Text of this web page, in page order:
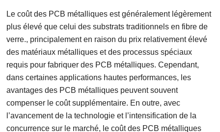
Le coût des PCB métalliques est généralement légèrement
plus élevé que celui des substrats traditionnels en fibre de
verre., principalement en raison du prix relativement élevé
des matériaux métalliques et des processus spéciaux
requis pour fabriquer des PCB métalliques. Cependant,
dans certaines applications hautes performances, les
avantages des PCB métalliques peuvent souvent
compenser le coût supplémentaire. En outre, avec
l’avancement de la technologie et l’intensification de la
concurrence sur le marché, le coût des PCB métalliques